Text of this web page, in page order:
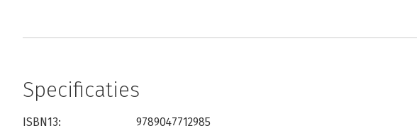
Specificaties
ISBN13:
9789047712985